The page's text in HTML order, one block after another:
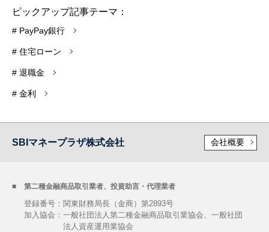
ピックアップ記事テーマ：
# PayPay銀行
# 住宅ローン
# 退職金
# 金利
SBIマネープラザ株式会社 会社概要
第二種金融商品取引業者、投資助言・代理業者
登録番号：関東財務局長（金商）第2893号
加入協会： 一般社団法人第二種金融商品取引業協会、一般社団
法人資産運用業協会